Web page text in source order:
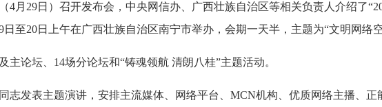
4月29日）召开发布会，中央网信办、广西壮族自治区等相关负责人介绍了
至20日上午在广西壮族自治区南宁市举办，会期一天半，主题为“文明网络
主论坛、14场分论坛和“铸魂领航 清朗八桂”主题活动。
志发表主题演讲，安排主流媒体、网络平台、MCN机构、优质网络主播、